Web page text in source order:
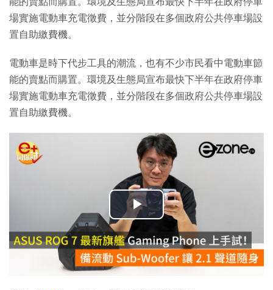
場實施電動車充電徵費，並分階段在多個政府公共停車場設
置自助繳費機。
電動車是時下代步工具的潮流，也有不少市民看中電動車節
能的賣點而購置。環境及生態局宣布最快下半年在政府停車
場實施電動車充電徵費，並分階段在多個政府公共停車場設
置自助繳費機。
播
放
影